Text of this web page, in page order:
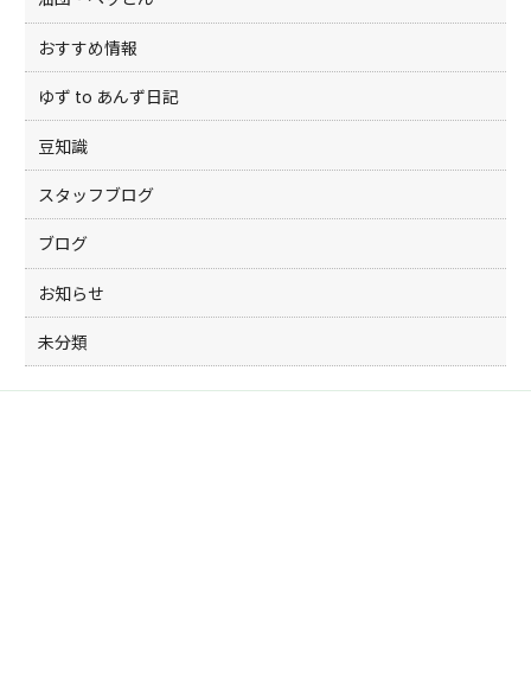
おすすめ情報
ゆず to あんず日記
豆知識
スタッフブログ
ブログ
お知らせ
未分類